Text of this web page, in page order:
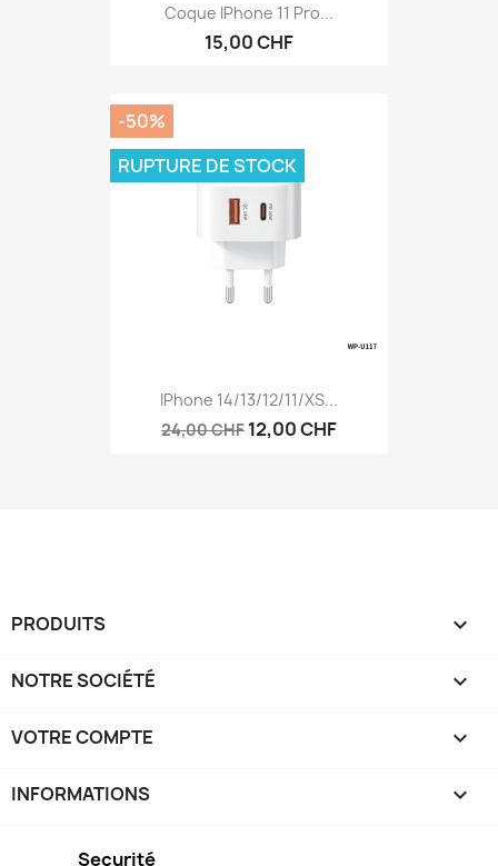
Coque IPhone 11 Pro...
15,00 CHF
IPhone 14/13/12/11/XS...
24,00 CHF 12,00 CHF
-50%
RUPTURE DE STOCK
PRODUITS 
NOTRE SOCIÉTÉ 
VOTRE COMPTE 
INFORMATIONS keyboard_arrow_down
Securité